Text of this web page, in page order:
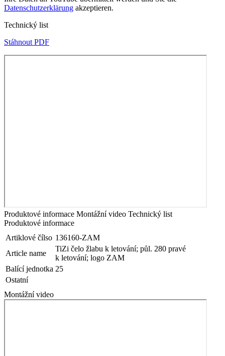
Datenschutzerklärung akzeptieren.
Technický list
Stáhnout PDF
Produktové informace Montážní video Technický list
Produktové informace
Artiklové čílso 136160-ZAM
Article name
TiZi čelo žlabu k letování; půl. 280 pravé
k letování; logo ZAM
Balící jednotka 25
Ostatní
Montážní video